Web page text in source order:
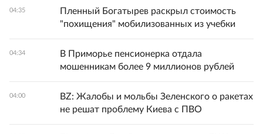
04:35
Пленный Богатырев раскрыл стоимость
"похищения" мобилизованных из учебки
04:34
В Приморье пенсионерка отдала
мошенникам более 9 миллионов рублей
04:00
BZ: Жалобы и мольбы Зеленского о ракетах
не решат проблему Киева с ПВО